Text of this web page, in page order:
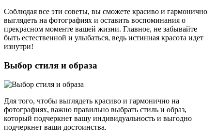
Соблюдая все эти советы, вы сможете красиво и гармонично
выглядеть на фотографиях и оставить воспоминания о
прекрасном моменте вашей жизни. Главное, не забывайте
быть естественной и улыбаться, ведь истинная красота идет
изнутри!
Выбор стиля и образа
Для того, чтобы выглядеть красиво и гармонично на
фотографиях, важно правильно выбрать стиль и образ,
который подчеркнет вашу индивидуальность и выгодно
подчеркнет ваши достоинства.